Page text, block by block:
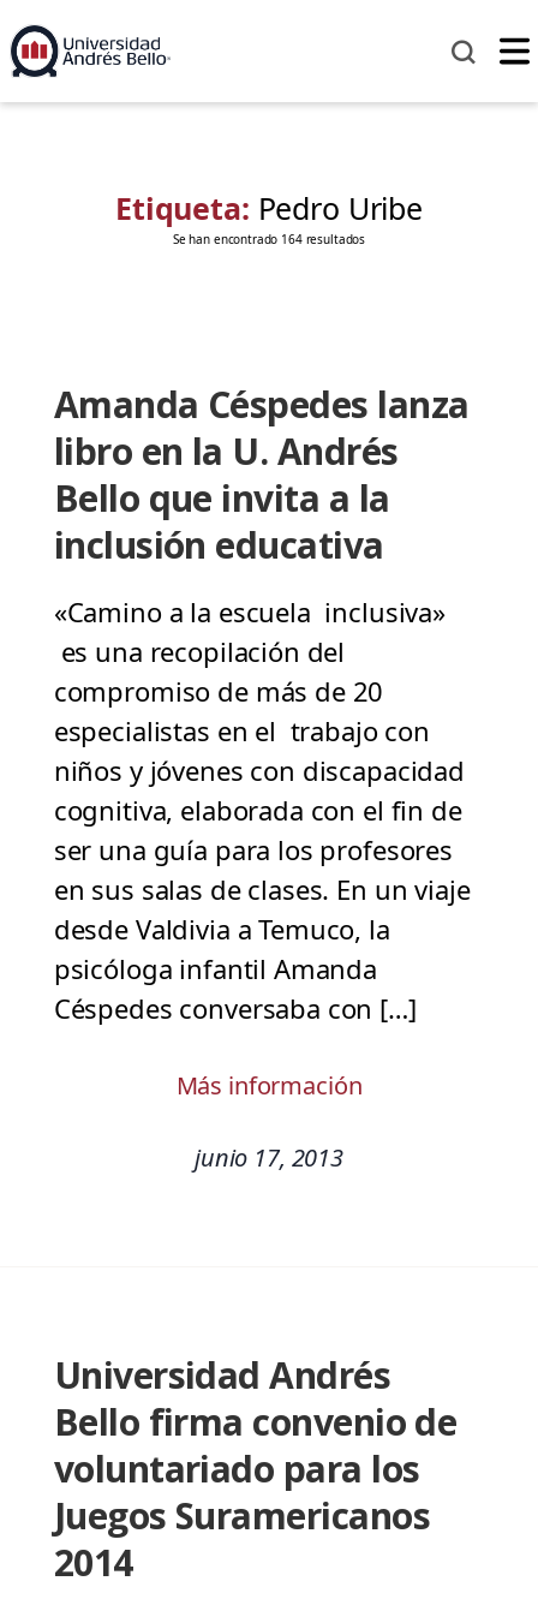
Etiqueta: Pedro Uribe
Se han encontrado 164 resultados
Amanda Céspedes lanza
libro en la U. Andrés
Bello que invita a la
inclusión educativa
«Camino a la escuela inclusiva»
es una recopilación del
compromiso de más de 20
especialistas en el trabajo con
niños y jóvenes con discapacidad
cognitiva, elaborada con el fin de
ser una guía para los profesores
en sus salas de clases. En un viaje
desde Valdivia a Temuco, la
psicóloga infantil Amanda
Céspedes conversaba con […]
Más información
junio 17, 2013
Universidad Andrés
Bello firma convenio de
voluntariado para los
Juegos Suramericanos
2014